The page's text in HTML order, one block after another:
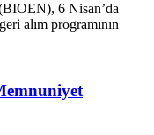
6 Nisan’da
alım programının